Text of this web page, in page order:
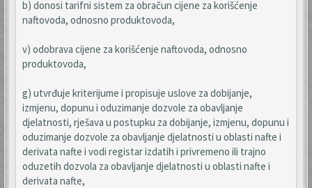
b) donosi tarifni sistem za obračun cijene za korišćenje
naftovoda, odnosno produktovoda,
v) odobrava cijene za korišćenje naftovoda, odnosno
produktovoda,
g) utvrđuje kriterijume i propisuje uslove za dobijanje,
izmjenu, dopunu i oduzimanje dozvole za obavljanje
djelatnosti, rješava u postupku za dobijanje, izmjenu, dopunu i
oduzimanje dozvole za obavljanje djelatnosti u oblasti nafte i
derivata nafte i vodi registar izdatih i privremeno ili trajno
oduzetih dozvola za obavljanje djelatnosti u oblasti nafte i
derivata nafte,